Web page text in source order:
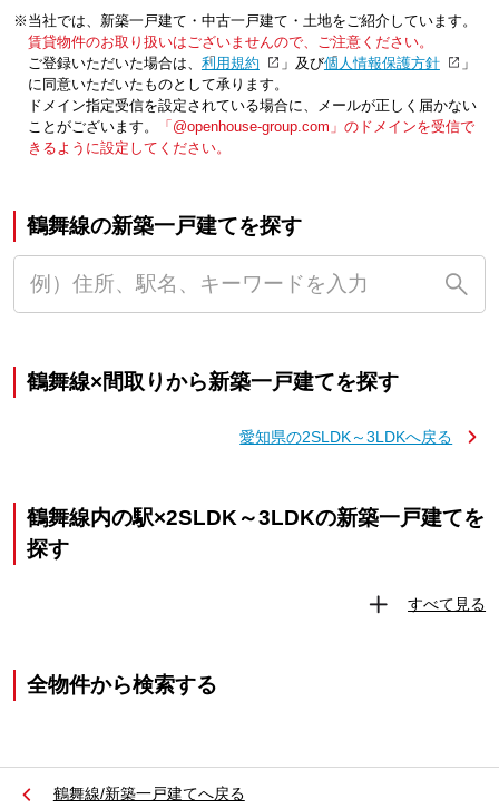
※当社では、新築一戸建て・中古一戸建て・土地をご紹介しています。
賃貸物件のお取り扱いはございませんので、ご注意ください。
ご登録いただいた場合は、「利用規約 」及び「個人情報保護方針
」
に同意いただいたものとして承ります。
ドメイン指定受信を設定されている場合に、メールが正しく届かない
ことがございます。
「@openhouse-group.com」のドメインを受信で
きるように設定してください。
鶴舞線の新築一戸建てを探す
鶴舞線×間取りから新築一戸建てを探す
愛知県の2SLDK～3LDKへ戻る
鶴舞線内の駅×2SLDK～3LDKの新築一戸建てを
探す
すべて見る
全物件から検索する
鶴舞線/新築一戸建てへ戻る